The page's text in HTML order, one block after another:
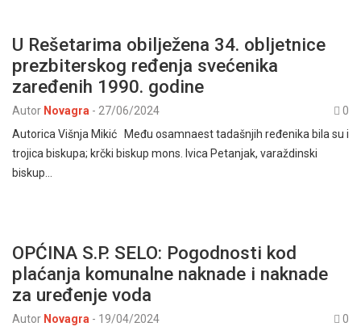
U Rešetarima obilježena 34. obljetnice
prezbiterskog ređenja svećenika
zaređenih 1990. godine
Autor Novagra - 27/06/2024
0
Autorica Višnja Mikić Među osamnaest tadašnjih ređenika bila su i
trojica biskupa; krčki biskup mons. Ivica Petanjak, varaždinski
biskup…
OPĆINA S.P. SELO: Pogodnosti kod
plaćanja komunalne naknade i naknade
za uređenje voda
Autor Novagra - 19/04/2024
0